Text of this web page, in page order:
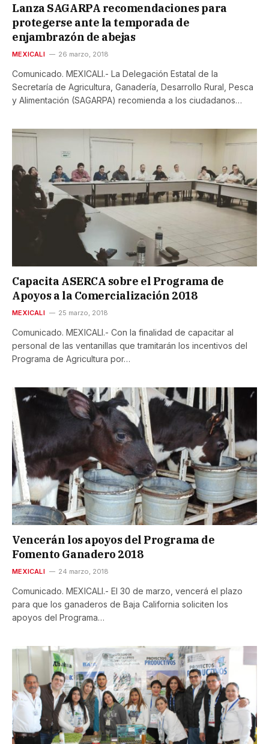
Lanza SAGARPA recomendaciones para
protegerse ante la temporada de
enjambrazón de abejas
MEXICALI 26 marzo, 2018
Comunicado. MEXICALI.- La Delegación Estatal de la
Secretaría de Agricultura, Ganadería, Desarrollo Rural, Pesca
y Alimentación (SAGARPA) recomienda a los ciudadanos…
Capacita ASERCA sobre el Programa de
Apoyos a la Comercialización 2018
MEXICALI 25 marzo, 2018
Comunicado. MEXICALI.- Con la finalidad de capacitar al
personal de las ventanillas que tramitarán los incentivos del
Programa de Agricultura por…
Vencerán los apoyos del Programa de
Fomento Ganadero 2018
MEXICALI 24 marzo, 2018
Comunicado. MEXICALI.- El 30 de marzo, vencerá el plazo
para que los ganaderos de Baja California soliciten los
apoyos del Programa…